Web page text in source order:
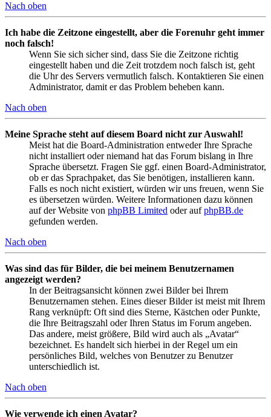
Nach oben
Ich habe die Zeitzone eingestellt, aber die Forenuhr geht immer
noch falsch!
Wenn Sie sich sicher sind, dass Sie die Zeitzone richtig
eingestellt haben und die Zeit trotzdem noch falsch ist, geht
die Uhr des Servers vermutlich falsch. Kontaktieren Sie einen
Administrator, damit er das Problem beheben kann.
Nach oben
Meine Sprache steht auf diesem Board nicht zur Auswahl!
Meist hat die Board-Administration entweder Ihre Sprache
nicht installiert oder niemand hat das Forum bislang in Ihre
Sprache übersetzt. Fragen Sie ggf. einen Board-Administrator,
ob er das Sprachpaket, das Sie benötigen, installieren kann.
Falls es noch nicht existiert, würden wir uns freuen, wenn Sie
es übersetzen würden. Weitere Informationen dazu können
auf der Website von phpBB Limited oder aufphpBB.de
gefunden werden.
Nach oben
Was sind das für Bilder, die bei meinem Benutzernamen
angezeigt werden?
In der Beitragsansicht können zwei Bilder bei Ihrem
Benutzernamen stehen. Eines dieser Bilder ist meist mit Ihrem
Rang verknüpft: Oft sind dies Sterne, Kästchen oder Punkte,
die Ihre Beitragszahl oder Ihren Status im Forum angeben.
Das andere, meist größere, Bild wird auch als „Avatar“
bezeichnet. Es handelt sich hierbei in der Regel um ein
persönliches Bild, welches von Benutzer zu Benutzer
unterschiedlich ist.
Nach oben
Wie verwende ich einen Avatar?